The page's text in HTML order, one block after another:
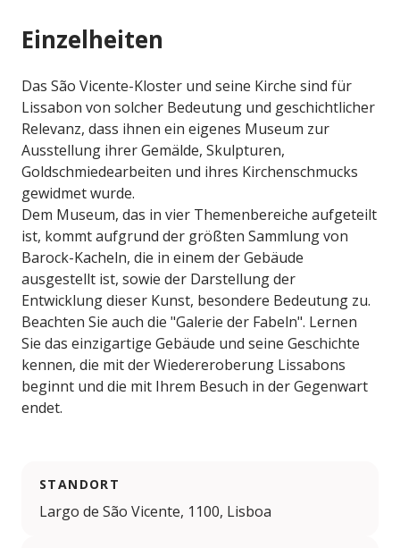
Einzelheiten
Das São Vicente-Kloster und seine Kirche sind für
Lissabon von solcher Bedeutung und geschichtlicher
Relevanz, dass ihnen ein eigenes Museum zur
Ausstellung ihrer Gemälde, Skulpturen,
Goldschmiedearbeiten und ihres Kirchenschmucks
gewidmet wurde.
Dem Museum, das in vier Themenbereiche aufgeteilt
ist, kommt aufgrund der größten Sammlung von
Barock-Kacheln, die in einem der Gebäude
ausgestellt ist, sowie der Darstellung der
Entwicklung dieser Kunst, besondere Bedeutung zu.
Beachten Sie auch die "Galerie der Fabeln". Lernen
Sie das einzigartige Gebäude und seine Geschichte
kennen, die mit der Wiedereroberung Lissabons
beginnt und die mit Ihrem Besuch in der Gegenwart
endet.
STANDORT
Largo de São Vicente, 1100, Lisboa